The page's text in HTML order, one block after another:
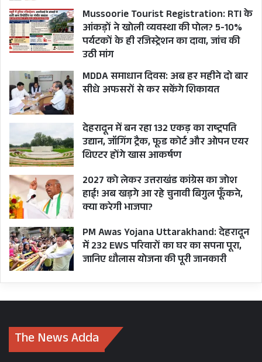
पूर्व मुख्यमंत्री त्रिवेंद्र सिंह रावत के बयान से भी यही तस्वीर
बयां होती है। लेकिन क्या मुख्यमंत्री पुष्कर सिंह धामी इन
गैर जिम्मेदार अफसरान के प्रति अभी भी अपनी सौम्य छवि
बनाए रखेंगे? यही अनुतरित प्रश्न है।
CM PUSHKAR SINGH DHAMI
TRIVENDRA SINGH RAWAT NEWS
UTTARAKHAND
Mussoorie Tourist Registration: RTI के
आंकड़ों ने खोली व्यवस्था की पोल? 5-10%
पर्यटकों के ही रजिस्ट्रेशन का दावा, जांच की
उठी मांग
MDDA समाधान दिवस: अब हर महीने दो बार
सीधे अफसरों से कर सकेंगे शिकायत
देहरादून में बन रहा 132 एकड़ का राष्ट्रपति
उद्यान, जॉगिंग ट्रैक, फूड कोर्ट और ओपन एयर
थिएटर होंगे खास आकर्षण
2027 को लेकर उत्तराखंड कांग्रेस का जोश
हाई! अब खड़गे आ रहे चुनावी बिगुल फूँकने,
क्या करेगी भाजपा?
PM Awas Yojana Uttarakhand: देहरादून
में 232 EWS परिवारों का घर का सपना पूरा,
जानिए धौलास योजना की पूरी जानकारी
The News Adda